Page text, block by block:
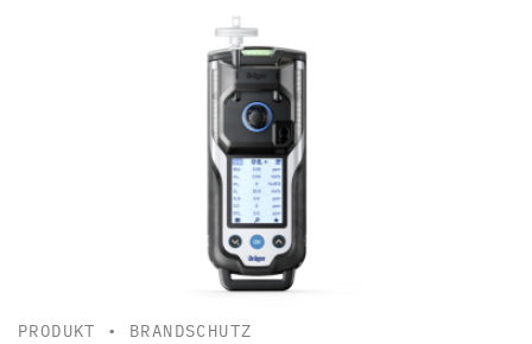
PRODUKT • BRANDSCHUTZ